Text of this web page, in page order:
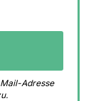
Adresse